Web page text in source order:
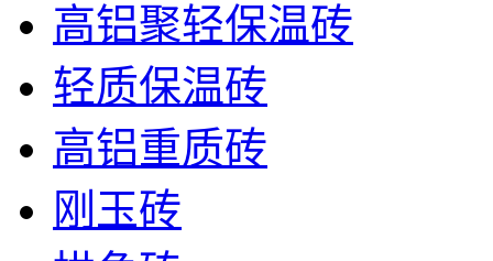
高铝聚轻保温砖
轻质保温砖
高铝重质砖
刚玉砖